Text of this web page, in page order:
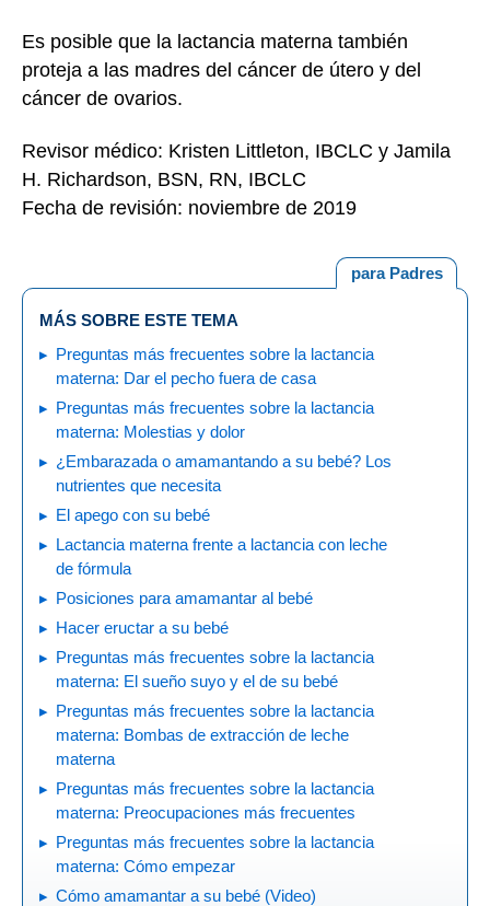
Es posible que la lactancia materna también
proteja a las madres del cáncer de útero y del
cáncer de ovarios.
Revisor médico: Kristen Littleton, IBCLC y Jamila
H. Richardson, BSN, RN, IBCLC
Fecha de revisión: noviembre de 2019
para Padres
MÁS SOBRE ESTE TEMA
Preguntas más frecuentes sobre la lactancia
materna: Dar el pecho fuera de casa
Preguntas más frecuentes sobre la lactancia
materna: Molestias y dolor
¿Embarazada o amamantando a su bebé? Los
nutrientes que necesita
El apego con su bebé
Lactancia materna frente a lactancia con leche
de fórmula
Posiciones para amamantar al bebé
Hacer eructar a su bebé
Preguntas más frecuentes sobre la lactancia
materna: El sueño suyo y el de su bebé
Preguntas más frecuentes sobre la lactancia
materna: Bombas de extracción de leche
materna
Preguntas más frecuentes sobre la lactancia
materna: Preocupaciones más frecuentes
Preguntas más frecuentes sobre la lactancia
materna: Cómo empezar
Cómo amamantar a su bebé (Video)